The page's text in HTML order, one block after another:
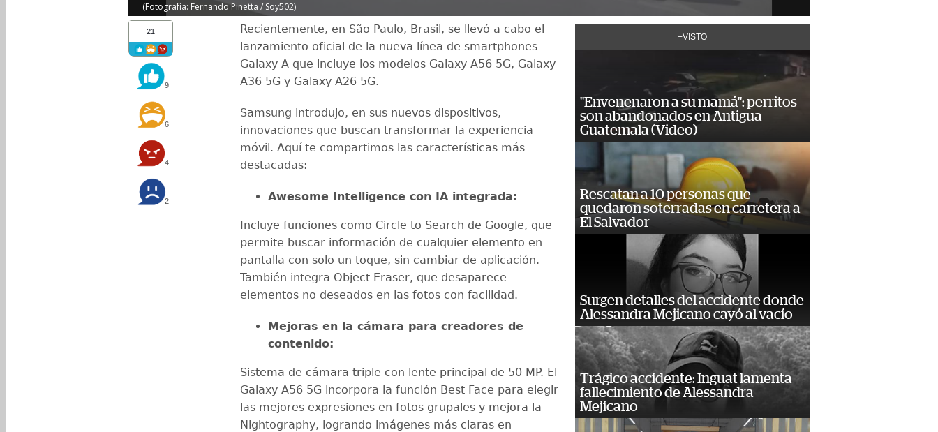
(Fotografía: Fernando Pinetta / Soy502)
21
9
6
4
2
Recientemente, en São Paulo, Brasil, se llevó a cabo el
lanzamiento oficial de la nueva línea de smartphones
Galaxy A que incluye los modelos Galaxy A56 5G, Galaxy
A36 5G y Galaxy A26 5G.
Samsung introdujo, en sus nuevos dispositivos,
innovaciones que buscan transformar la experiencia
móvil. Aquí te compartimos las características más
destacadas:
Awesome Intelligence con IA integrada:
Incluye funciones como Circle to Search de Google, que
permite buscar información de cualquier elemento en
pantalla con solo un toque, sin cambiar de aplicación.
También integra Object Eraser, que desaparece
elementos no deseados en las fotos con facilidad.
Mejoras en la cámara para creadores de
contenido:
Sistema de cámara triple con lente principal de 50 MP. El
Galaxy A56 5G incorpora la función Best Face para elegir
las mejores expresiones en fotos grupales y mejora la
Nightography, logrando imágenes más claras en
+VISTO
"Envenenaron a su mamá": perritos
son abandonados en Antigua
Guatemala (Video)
Rescatan a 10 personas que
quedaron soterradas en carretera a
El Salvador
Surgen detalles del accidente donde
Alessandra Mejicano cayó al vacío
Trágico accidente: Inguat lamenta
fallecimiento de Alessandra
Mejicano